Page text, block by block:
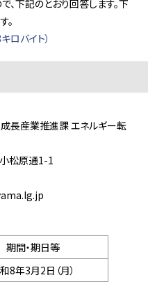
、下記のとおり回答します。下
。
バイト）
長産業推進課 エネルギー転
松原通1-1
期間・期日等
8年3月2日（月）